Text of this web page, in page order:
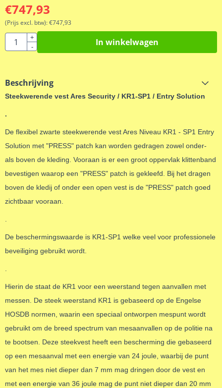
€747,93
(Prijs excl. btw):€747,93
Aantal
+
-
In winkelwagen
Beschrijving
Steekwerende vest Ares Security / KR1-SP1 / Entry Solution
.
De flexibel zwarte steekwerende vest Ares Niveau KR1 - SP1 Entry
Solution met "PRESS" patch kan worden gedragen zowel onder-
als boven de kleding. Vooraan is er een groot oppervlak klittenband
bevestigen waarop een "PRESS" patch is gekleefd. Bij het dragen
boven de kledij of onder een open vest is de "PRESS" patch goed
zichtbaar vooraan.
De beschermingswaarde is KR1-SP1 welke veel voor professionele
beveiliging gebruikt wordt.
Hierin de staat de KR1 voor een weerstand tegen aanvallen met
messen. De steek weerstand KR1 is gebaseerd op de Engelse
HOSDB normen, waarin een speciaal ontworpen mespunt wordt
gebruikt om de breed spectrum van mesaanvallen op de politie na
te bootsen. Deze steekvest heeft een bescherming die gebaseerd
op een mesaanval met een energie van 24 joule, waarbij de punt
van het mes niet dieper dan 7 mm mag dringen door de vest en
met een energie van 36 joule mag de punt niet dieper dan 20 mm